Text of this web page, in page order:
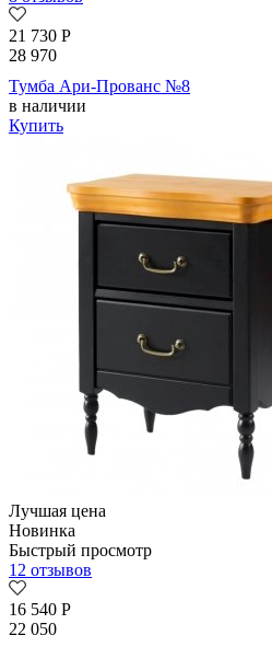
21 730 Р
28 970
Тумба Ари-Прованс №8
в наличии
Купить
Лучшая цена
Новинка
Быстрый просмотр
12 отзывов
16 540 Р
22 050